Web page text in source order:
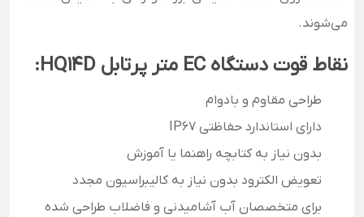
می‌شوند.
نقاط قوت دستگاه EC مترپرتابل HQ14D:
طراحی مقاوم و بادوام
دارای استاندارد حفاظتی IP67
بدون نیاز به کتابچه راهنما یا آموزش
تعویض الکترود بدون نیاز به کالیبراسیون مجدد
برای متخصصان آب آشامیدنی و فاضلاب طراحی شده